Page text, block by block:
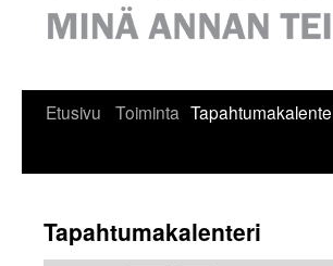
Etusivu Toiminta
Tapahtumakalenteri